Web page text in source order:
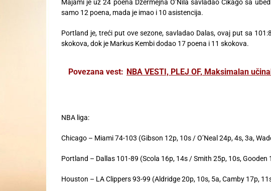
Majami je uz 24 poena Džermejna O’Nila savladao Čikago sa
samo 12 poena, mada je imao i 10 asistencija.
Portland je, treći put ove sezone, savladao Dalas, ovaj put sa
skokova, dok je Markus Kembi dodao 17 poena i 11 skokova.
Povezana vest: NBA VESTI, PLEJ OF, Maksimalan
NBA liga:
Chicago – Miami 74-103 (Gibson 12p, 10s / O’Neal 24p, 4s, 3a,
Portland – Dallas 101-89 (Scola 16p, 14s / Smith 25p, 10s, Gooden
Houston – LA Clippers 93-99 (Aldridge 20p, 10s, 5a, Camby 17p,